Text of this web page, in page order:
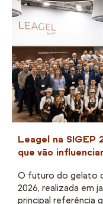
Leagel na SIGEP
que vão
O futuro do gelato
2026, realizada em
principal referência